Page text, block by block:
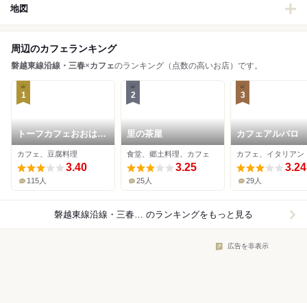
地図
周辺のカフェランキング
磐越東線沿線・三春×カフェのランキング（点数の高いお店）です。
1
トーフカフェおおはた
や
カフェ、豆腐料理
3.40
115人
2
里の茶屋
食堂、郷土料理、カフェ
3.25
25人
3
カフェアルバロ
カフェ、イタリアン
3.24
29人
磐越東線沿線・三春×カフェ のランキングをもっと見る
広告を非表示